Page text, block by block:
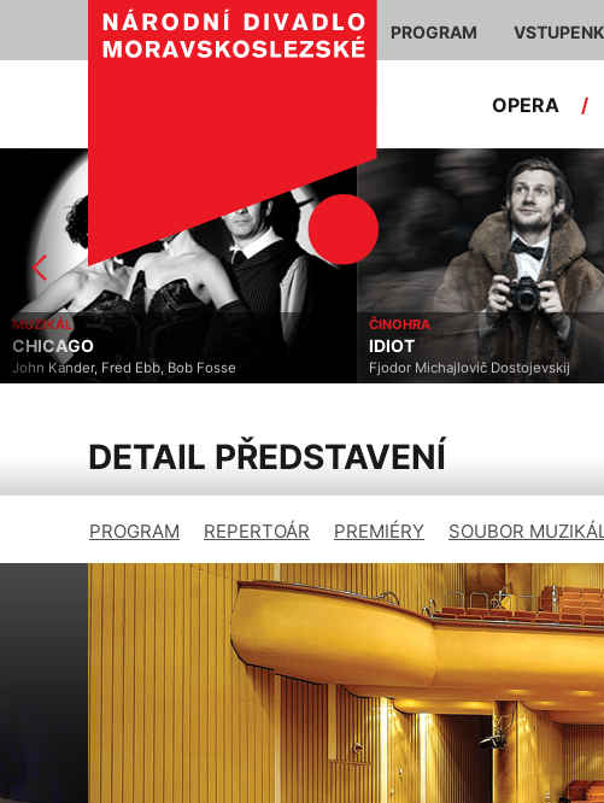
PROGRAM
OPERA /
MUZIKÁL
CHICAGO
John Kander, Fred Ebb, Bob Fosse
ČINOHRA
IDIOT
Fjodor Michajlovič Dostojevskij
DETAIL PŘEDSTAVENÍ
PROGRAM REPERTOÁR PREMIÉRY SOUBOR